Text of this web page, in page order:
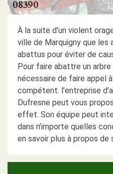
À la suite d’un violent
ville de Marquigny que les
abattus pour éviter de
Pour faire abattre un
nécessaire de faire appel
compétent. l’entreprise
Dufresne peut vous
effet. Son équipe peut
dans n’importe quelles
en savoir plus à propos de